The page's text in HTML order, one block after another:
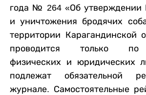
года № 264 «Об утверждении
и уничтожения бродячих
территории Карагандинской
проводится только по
физических и юридических
подлежат обязательной
журнале. Самостоятельные